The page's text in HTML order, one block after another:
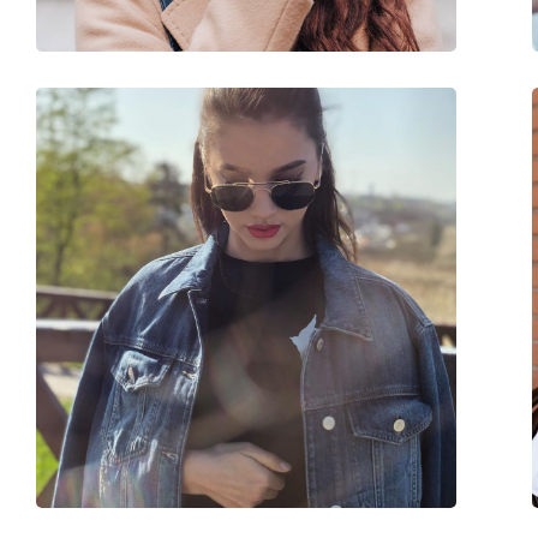
Аксессуары
Футляр:
Да
Салфетка для чистки:
Да
Другое
Пол:
Категория:
Солнцезащитные
Бренд:
Elle
Использование:
Мода
Код:
EL 14888 BR 57